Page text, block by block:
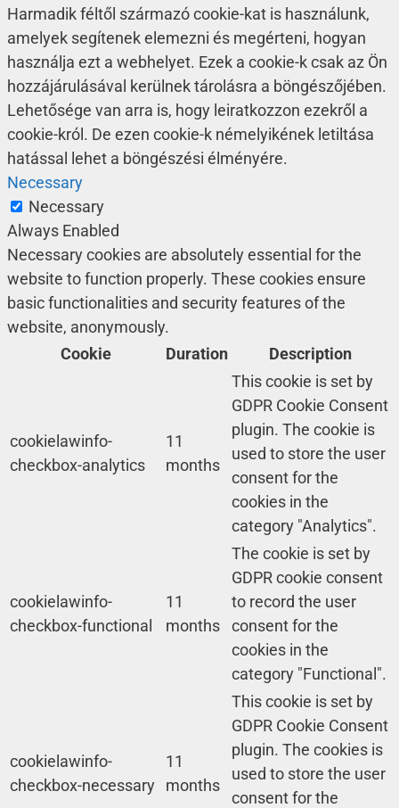
Harmadik féltől származó cookie-kat is használunk,
amelyek segítenek elemezni és megérteni, hogyan
használja ezt a webhelyet. Ezek a cookie-k csak az Ön
hozzájárulásával kerülnek tárolásra a böngészőjében.
Lehetősége van arra is, hogy leiratkozzon ezekről a
cookie-król. De ezen cookie-k némelyikének letiltása
hatással lehet a böngészési élményére.
Necessary
Necessary
Always Enabled
Necessary cookies are absolutely essential for the
website to function properly. These cookies ensure
basic functionalities and security features of the
website, anonymously.
Cookie
Duration Description
cookielawinfo-
checkbox-analytics
11
months
This cookie is set by
GDPR Cookie Consent
plugin. The cookie is
used to store the user
consent for the
cookies in the
category "Analytics".
cookielawinfo-
checkbox-functional
11
months
The cookie is set by
GDPR cookie consent
to record the user
consent for the
cookies in the
category "Functional".
cookielawinfo-
checkbox-necessary
11
months
This cookie is set by
GDPR Cookie Consent
plugin. The cookies is
used to store the user
consent for the